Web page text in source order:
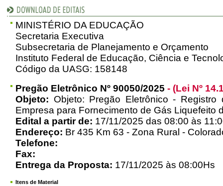
MINISTÉRIO DA EDUCAÇÃO
Secretaria Executiva
Subsecretaria de Planejamento e Orçamento
Instituto Federal de Educação, Ciência e
Código da UASG: 158148
Pregão Eletrônico Nº 90050/2025 - (Lei Nº
Objeto: Objeto: Pregão Eletrônico -
Empresa para Fornecimento de Gás Liquefeito
Edital a partir de: 17/11/2025 das 08:00 às
Endereço: Br 435 Km 63 - Zona Rural -
Telefone:
Fax:
Entrega da Proposta: 17/11/2025 às 08:00Hs
Itens de Material